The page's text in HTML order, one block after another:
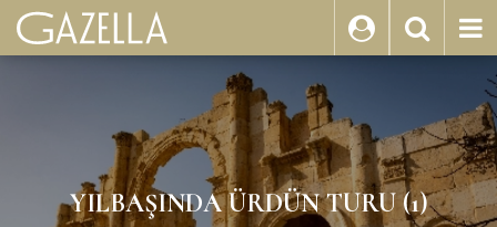
ARA
YILBAŞINDA ÜRDÜN TURU (1)